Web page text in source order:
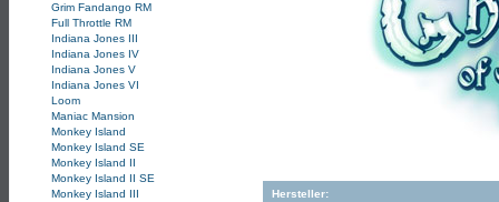
Grim Fandango RM
Full Throttle RM
Indiana Jones III
Indiana Jones IV
Indiana Jones V
Indiana Jones VI
Loom
Maniac Mansion
Monkey Island
Monkey Island SE
Monkey Island II
Monkey Island II SE
Monkey Island III
Hersteller: